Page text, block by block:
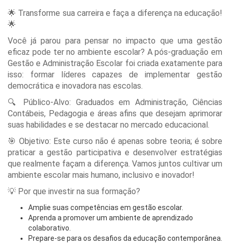
🌟 Transforme sua carreira e faça a diferença na educação!
🌟
Você já parou para pensar no impacto que uma gestão
eficaz pode ter no ambiente escolar? A pós-graduação em
Gestão e Administração Escolar foi criada exatamente para
isso: formar líderes capazes de implementar gestão
democrática e inovadora nas escolas.
🔍 Público-Alvo: Graduados em Administração, Ciências
Contábeis, Pedagogia e áreas afins que desejam aprimorar
suas habilidades e se destacar no mercado educacional.
🎯 Objetivo: Este curso não é apenas sobre teoria; é sobre
praticar a gestão participativa e desenvolver estratégias
que realmente façam a diferença. Vamos juntos cultivar um
ambiente escolar mais humano, inclusivo e inovador!
💡 Por que investir na sua formação?
Amplie suas competências em gestão escolar.
Aprenda a promover um ambiente de aprendizado
colaborativo.
Prepare-se para os desafios da educação contemporânea.